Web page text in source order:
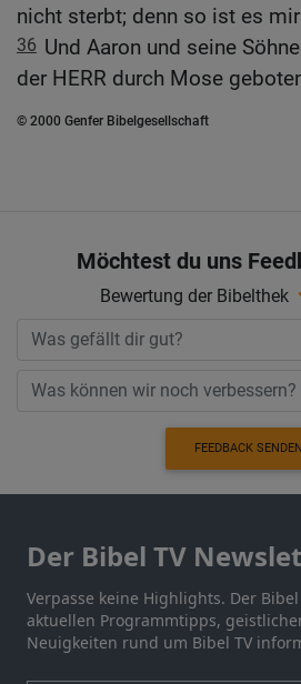
nicht sterbt; denn so ist es
36 Und Aaron und seine
der HERR durch Mose
© 2000 Genfer Bibelgesellschaft
Möchtest du uns
Bewertung der Bibelthek
FEEDBACK SENDEN
Der Bibel TV
Verpasse keine Highlights. Der
aktuellen Programmtipps,
Neuigkeiten rund um Bibel TV